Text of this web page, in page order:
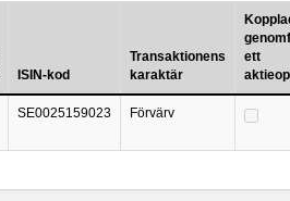
ISIN-kod
Transaktionens
karaktär
ett
SE0025159023 Förvärv